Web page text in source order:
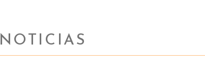
NOTICIAS